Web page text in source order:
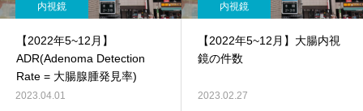
内視鏡
【2022年5~12月】
ADR(Adenoma Detection
Rate = 大腸腺腫発見率)
2023.04.01
内視鏡
【2022年5~12月】大腸内視
鏡の件数
2023.02.27